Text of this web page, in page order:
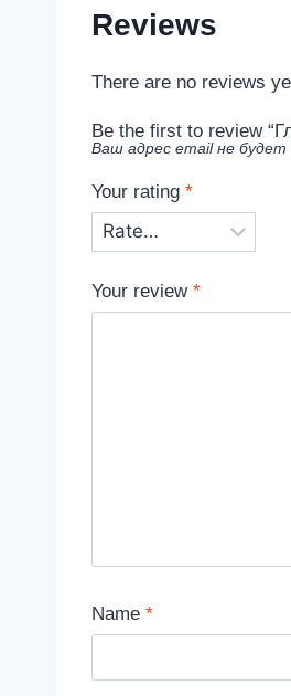
Reviews
There are no reviews
Be the first to review
Ваш адрес email не будет
Your rating *
Your review *
Name *